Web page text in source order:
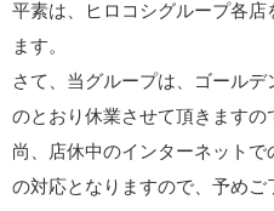
平素は、ヒロコシグループ各
ます。
さて、当グループは、ゴール
のとおり休業させて頂きますの
尚、店休中のインターネット
の対応となりますので、予め